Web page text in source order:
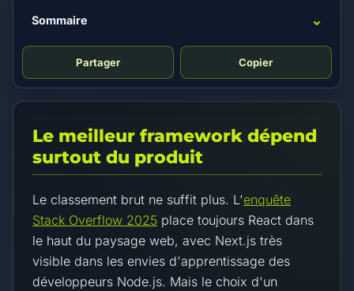
Le meilleur framework dépend
surtout du produit
Le classement brut ne suffit plus. L'enquête
Stack Overflow 2025 place toujours React dans
le haut du paysage web, avec Next.js très
visible dans les envies d'apprentissage des
développeurs Node.js. Mais le choix d'un
Sommaire ⌄
Partager Copier